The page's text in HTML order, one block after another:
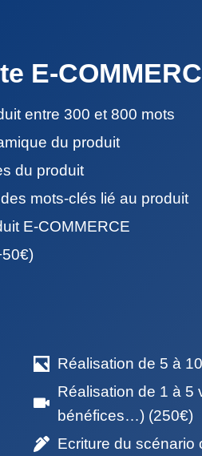
E-
entre 300 et 800 mots
du produit
du produit
mots-clés lié au produit
E-COMMERCE
Réalisation de 5 à
Réalisation de 1 à 5
bénéfices…) (250€)
Ecriture du scénario